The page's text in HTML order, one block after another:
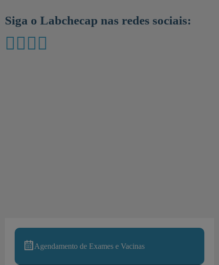
Siga o Labchecap nas redes sociais:
Agendamento de Exames e Vacinas